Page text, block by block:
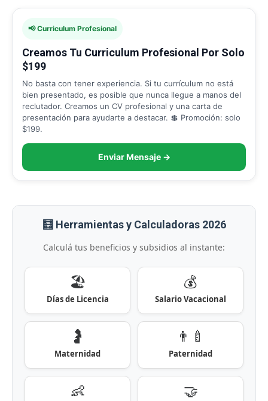
📢 Curriculum Profesional
Creamos Tu Curriculum Profesional Por Solo
$199
No basta con tener experiencia. Si tu currículum no está
bien presentado, es posible que nunca llegue a manos del
reclutador. Creamos un CV profesional y una carta de
presentación para ayudarte a destacar. 💲 Promoción: solo
$199.
Enviar Mensaje →
🧮 Herramientas y Calculadoras 2026
Calculá tus beneficios y subsidios al instante:
🏖️
Días de Licencia
💰
Salario Vacacional
🤰
Maternidad
👨‍🍼
Paternidad
👶 🤝